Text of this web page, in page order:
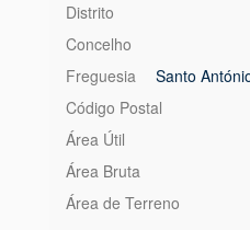
Distrito
Concelho
Freguesia
Santo
Código Postal
Área Útil
Área Bruta
Área de Terreno